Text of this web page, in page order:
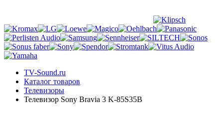
TV-Sound.ru
Каталог товаров
Телевизоры
Телевизор Sony Bravia 3 K-85S35B